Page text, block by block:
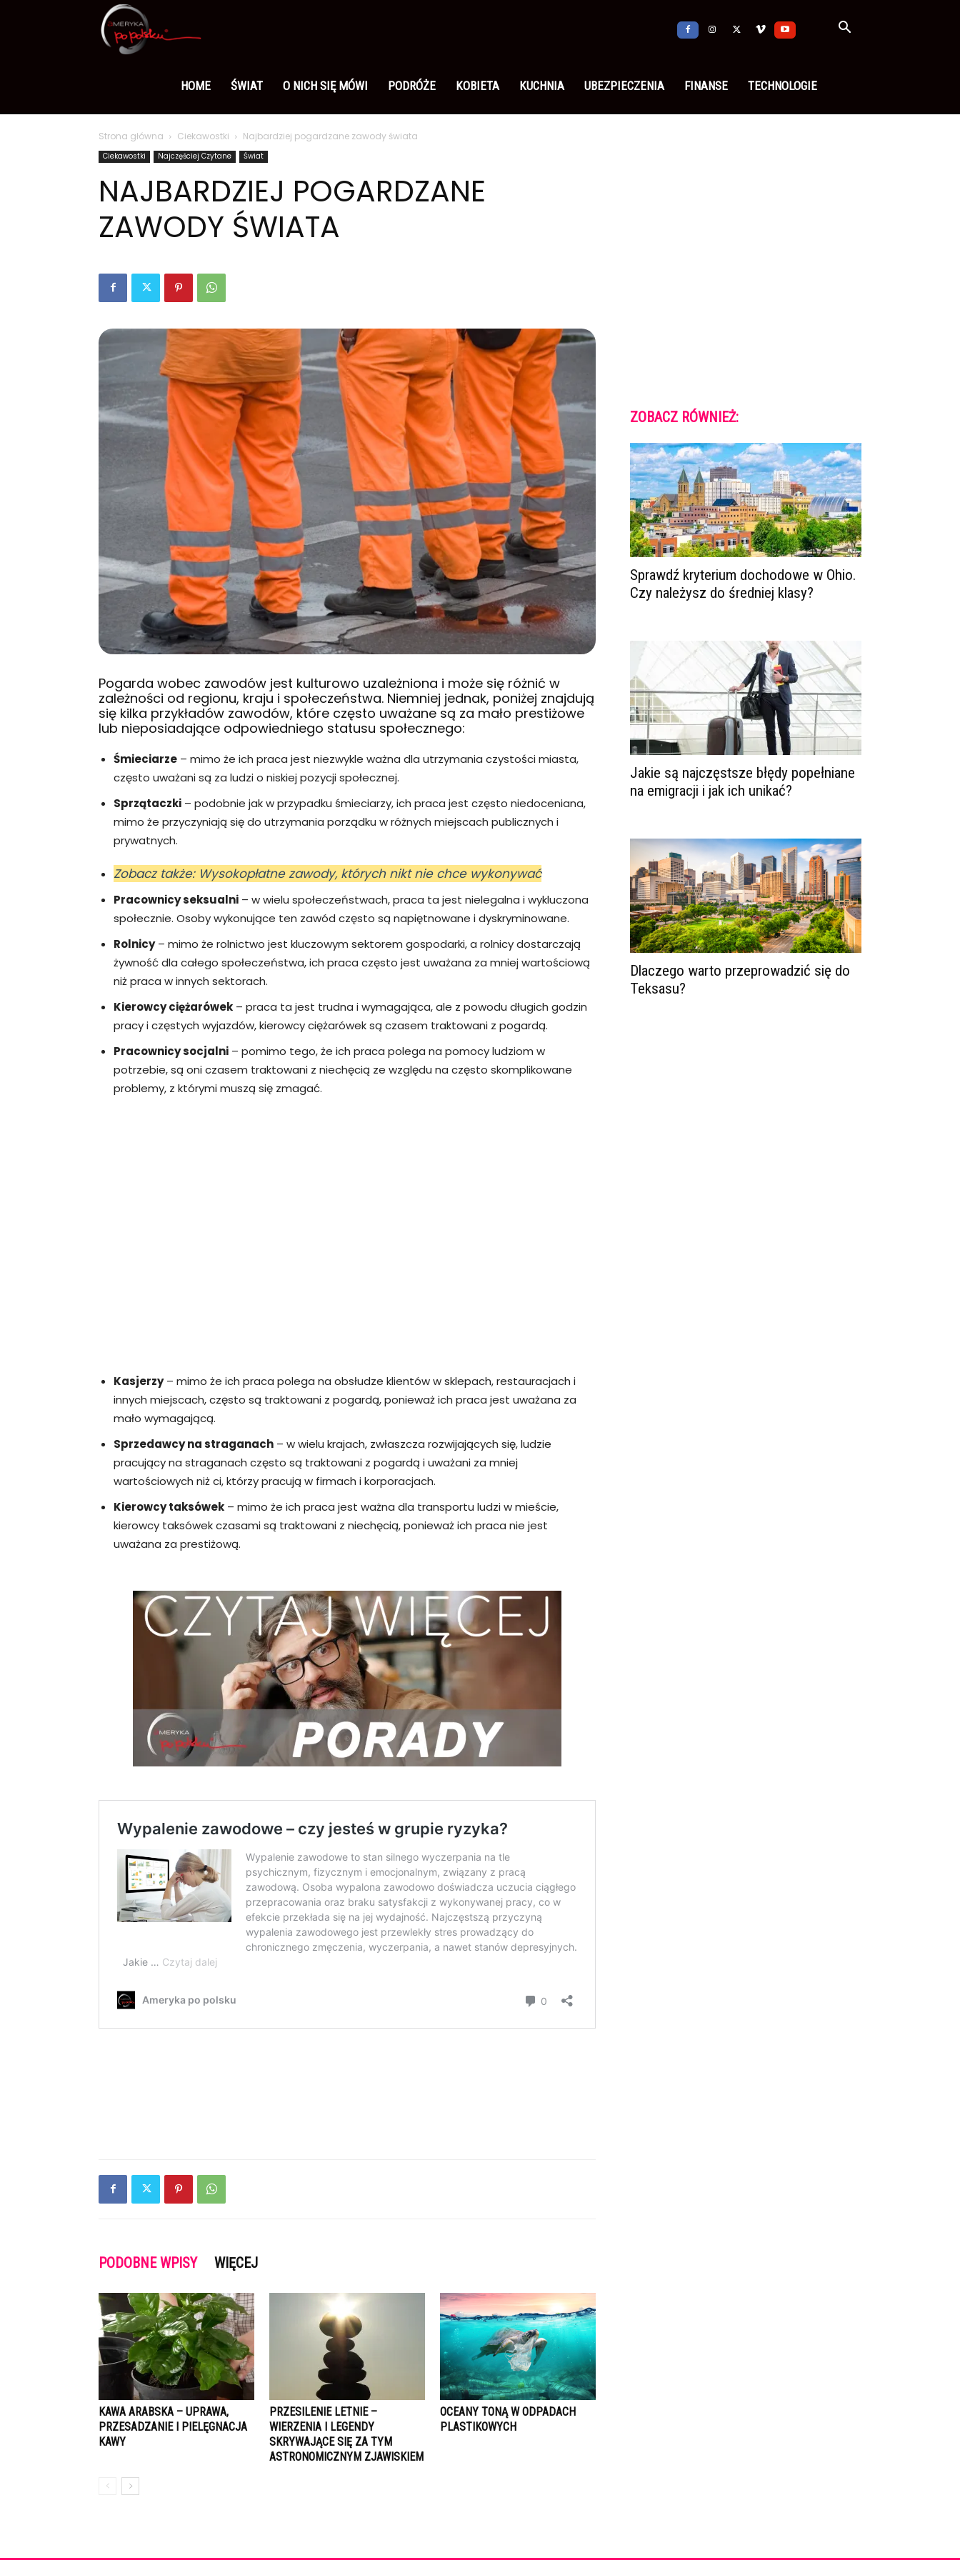
po
polsku
HOME ŚWIAT O NICH SIĘ MÓWI PODRÓŻE KOBIETA KUCHNIA UBEZPIECZENIA FINANSE TECHNOLOGIE
Strona główna Ciekawostki Najbardziej pogardzane zawody świata
Ciekawostki Najczęściej Czytane Świat
NAJBARDZIEJ POGARDZANE
ZAWODY ŚWIATA
Pogarda wobec zawodów jest kulturowo uzależniona i może się różnić w
zależności od regionu, kraju i społeczeństwa. Niemniej jednak, poniżej znajdują
się kilka przykładów zawodów, które często uważane są za mało prestiżowe
lub nieposiadające odpowiedniego statusu społecznego:
Śmieciarze – mimo że ich praca jest niezwykle ważna dla utrzymania czystości miasta,
często uważani są za ludzi o niskiej pozycji społecznej.
Sprzątaczki – podobnie jak w przypadku śmieciarzy, ich praca jest często niedoceniana,
mimo że przyczyniają się do utrzymania porządku w różnych miejscach publicznych i
prywatnych.
Zobacz także: Wysokopłatne zawody, których nikt nie chce wykonywać
Pracownicy seksualni – w wielu społeczeństwach, praca ta jest nielegalna i wykluczona
społecznie. Osoby wykonujące ten zawód często są napiętnowane i dyskryminowane.
Rolnicy– mimo że rolnictwo jest kluczowym sektorem gospodarki, a rolnicy dostarczają
żywność dla całego społeczeństwa, ich praca często jest uważana za mniej wartościową
niż praca w innych sektorach.
Kierowcy ciężarówek – praca ta jest trudna i wymagająca, ale z powodu długich godzin
pracy i częstych wyjazdów, kierowcy ciężarówek są czasem traktowani z pogardą.
Pracownicy socjalni – pomimo tego, że ich praca polega na pomocy ludziom w
potrzebie, są oni czasem traktowani z niechęcią ze względu na często skomplikowane
problemy, z którymi muszą się zmagać.
Kasjerzy– mimo że ich praca polega na obsłudze klientów w sklepach, restauracjach i
innych miejscach, często są traktowani z pogardą, ponieważ ich praca jest uważana za
mało wymagającą.
Sprzedawcy na straganach – w wielu krajach, zwłaszcza rozwijających się, ludzie
pracujący na straganach często są traktowani z pogardą i uważani za mniej
wartościowych niż ci, którzy pracują w firmach i korporacjach.
Kierowcy taksówek – mimo że ich praca jest ważna dla transportu ludzi w mieście,
kierowcy taksówek czasami są traktowani z niechęcią, ponieważ ich praca nie jest
uważana za prestiżową.
PODOBNE WPISY WIĘCEJ
KAWA ARABSKA – UPRAWA,
PRZESADZANIE I PIELĘGNACJA
KAWY
PRZESILENIE LETNIE –
WIERZENIA I LEGENDY
SKRYWAJĄCE SIĘ ZA TYM
ASTRONOMICZNYM ZJAWISKIEM
OCEANY TONĄ W ODPADACH
PLASTIKOWYCH
ZOBACZ RÓWNIEŻ:
Sprawdź kryterium dochodowe w Ohio.
Czy należysz do średniej klasy?
Jakie są najczęstsze błędy popełniane
na emigracji i jak ich unikać?
Dlaczego warto przeprowadzić się do
Teksasu?